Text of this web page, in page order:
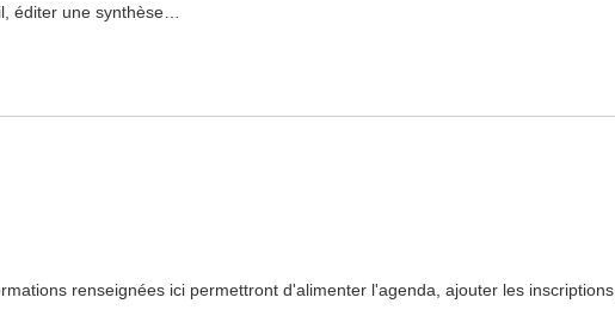
éditer une synthèse…
renseignées ici permettront d'alimenter l'agenda, ajouter les inscriptions,